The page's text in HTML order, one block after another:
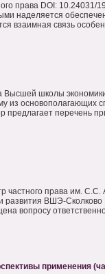
права DOI: 10.24031/
наделяется
взаимная связь
Высшей школы
из основополагающих
предлагает перечень
права им. С.С.
развития ВШЭ-Сколково
вопросу
применения